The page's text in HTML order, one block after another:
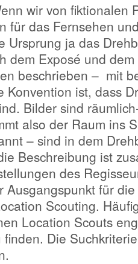
wir von fiktionalen
für das Fernsehen
Ursprung ja das
dem Exposé und
beschrieben – mit
Konvention ist, dass
Bilder sind
also der Raum ins
– sind in dem
Beschreibung ist
des
Ausgangspunkt für
Scouting.
Location Scouts
Die